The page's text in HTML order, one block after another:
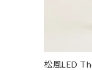
松風LED